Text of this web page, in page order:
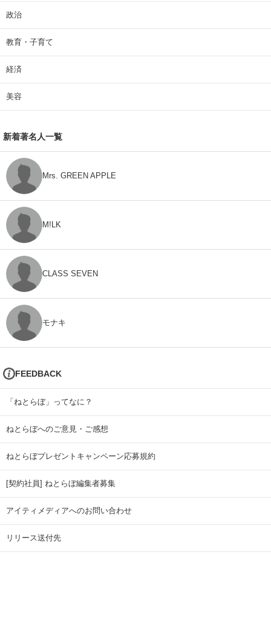
政治
教育・子育て
経済
美容
新着著名人一覧
Mrs. GREEN APPLE
M!LK
CLASS SEVEN
モナキ
FEEDBACK
「ねとらぼ」ってなに？
ねとらぼへのご意見・ご感想
ねとらぼプレゼントキャンペーン応募規約
[契約社員] ねとらぼ編集者募集
アイティメディアへのお問い合わせ
リリース送付先